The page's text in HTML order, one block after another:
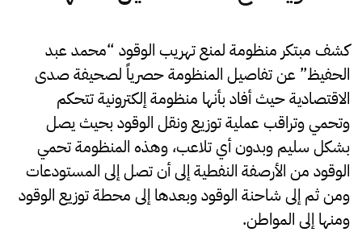
كشف مبتكر منظومة لمنع تهريب الوقود “محمد عبد
الحفيظ” عن تفاصيل المنظومة حصرياً لصحيفة صدى
الاقتصادية حيث أفاد بأنها منظومة إلكترونية تتحكم
وتحمي وتراقب عملية توزيع ونقل الوقود بحيث يصل
بشكل سليم وبدون أي تلاعب، وهذه المنظومة تحمي
الوقود من الأرصفة النفطية إلى أن تصل إلى المستودعات
ومن ثم إلى شاحنة الوقود وبعدها إلى محطة توزيع الوقود
ومنها إلى المواطن.